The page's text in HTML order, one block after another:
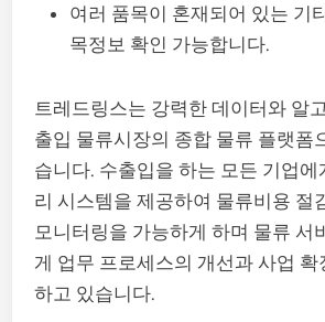
여러 품목이 혼재되어 있는 기
목정보 확인 가능합니다.
트레드링스는 강력한 데이터와 알
출입 물류시장의 종합 물류 플랫폼
습니다. 수출입을 하는 모든 기업에
리 시스템을 제공하여 물류비용 절
모니터링을 가능하게 하며 물류 서
게 업무 프로세스의 개선과 사업
하고 있습니다.